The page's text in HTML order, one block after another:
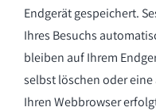
Endgerät gespeichert.
Ihres Besuchs
bleiben auf Ihrem
selbst löschen oder
Ihren Webbrowser